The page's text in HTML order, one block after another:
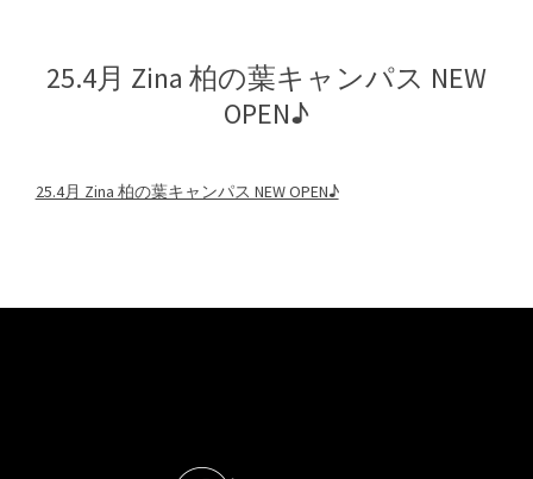
25.4月 Zina 柏の葉キャンパス NEW
OPEN♪
25.4月 Zina 柏の葉キャンパス NEW OPEN♪